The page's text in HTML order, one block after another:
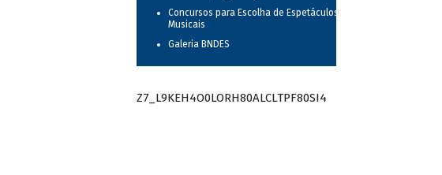
Concursos para Escolha de Espetáculos
Musicais
Galeria BNDES
Z7_L9KEH4O0LORH80ALCLTPF80SI4